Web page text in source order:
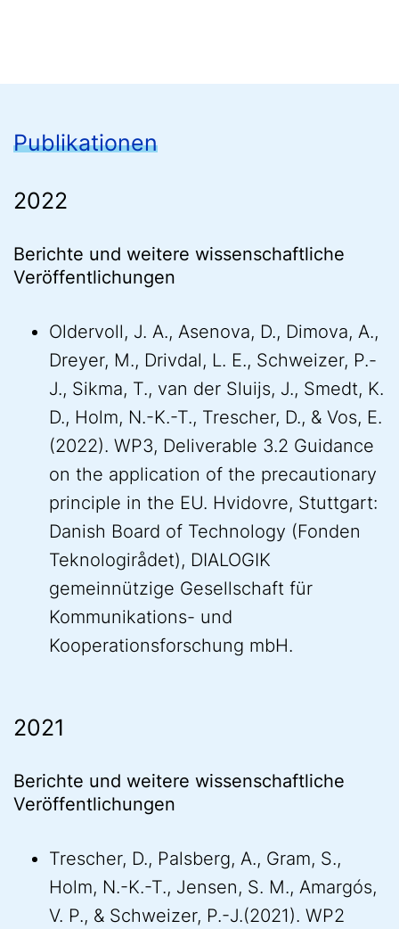
Publikationen
2022
Berichte und weitere wissenschaftliche
Veröffentlichungen
Oldervoll, J. A., Asenova, D., Dimova, A.,
Dreyer, M., Drivdal, L. E., Schweizer, P.-
J., Sikma, T., van der Sluijs, J., Smedt, K.
D., Holm, N.-K.-T., Trescher, D., & Vos, E.
(2022). WP3, Deliverable 3.2 Guidance
on the application of the precautionary
principle in the EU. Hvidovre, Stuttgart:
Danish Board of Technology (Fonden
Teknologirådet), DIALOGIK
gemeinnützige Gesellschaft für
Kommunikations- und
Kooperationsforschung mbH.
2021
Berichte und weitere wissenschaftliche
Veröffentlichungen
Trescher, D., Palsberg, A., Gram, S.,
Holm, N.-K.-T., Jensen, S. M., Amargós,
V. P., & Schweizer, P.-J.(2021). WP2